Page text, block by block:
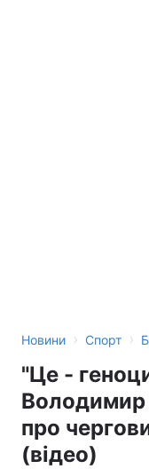
Новини › Спорт ›
"Це -
Володимир
про
(відео)